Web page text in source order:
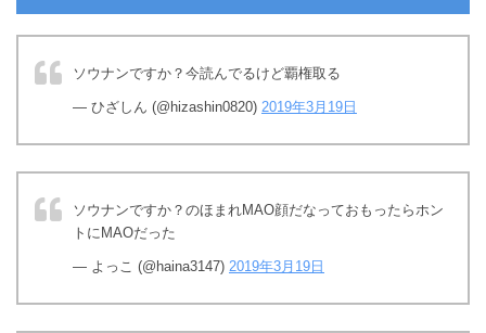
ソウナンですか？今読んでるけど覇権取る
— ひざしん (@hizashin0820) 2019年3月19日
ソウナンですか？のほまれMAO顔だなっておもったらホン
トにMAOだった
— よっこ (@haina3147) 2019年3月19日